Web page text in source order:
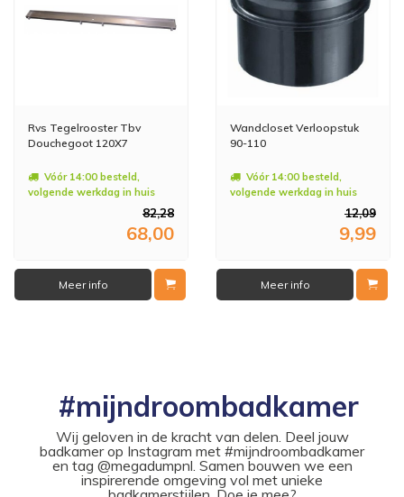
Rvs Tegelrooster Tbv
Douchegoot 120X7
Vóór 14:00 besteld,
volgende werkdag in huis
82,28
68,00
Meer info
Wandcloset Verloopstuk
90-110
Vóór 14:00 besteld,
volgende werkdag in huis
12,09
9,99
Meer info
#mijndroombadkamer
Wij geloven in de kracht van delen. Deel jouw
badkamer op Instagram met #mijndroombadkamer
en tag @megadumpnl. Samen bouwen we een
inspirerende omgeving vol met unieke